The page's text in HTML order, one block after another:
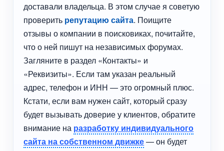
доставали владельца. В этом случае я советую
проверить репутацию сайта. Поищите
отзывы о компании в поисковиках, почитайте,
что о ней пишут на независимых форумах.
Загляните в раздел «Контакты» и
«Реквизиты». Если там указан реальный
адрес, телефон и ИНН — это огромный плюс.
Кстати, если вам нужен сайт, который сразу
будет вызывать доверие у клиентов, обратите
внимание на разработку индивидуального
сайта на собственном движке— он будет